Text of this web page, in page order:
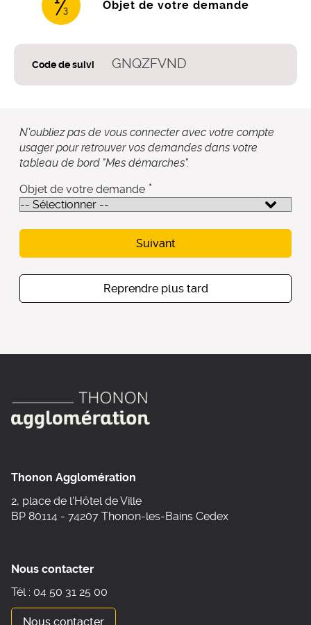
Code de suivi GNQZFVND
3 Objet de votre demande
N'oubliez pas de vous connecter avec votre compte
usager pour retrouver vos demandes dans votre
tableau de bord "Mes démarches".
Objet de votre demande *
Suivant
Reprendre plus tard
Thonon Agglomération
2, place de l'Hôtel de Ville
BP 80114 - 74207 Thonon-les-Bains Cedex
Nous contacter
Tél : 04 50 31 25 00
Nous contacter